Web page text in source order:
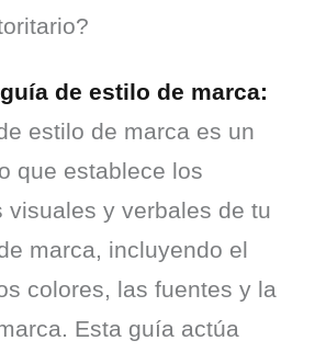
de estilo de marca:
estilo de marca es un
que establece los
visuales y verbales de tu
marca, incluyendo el
colores, las fuentes y la
Esta guía actúa